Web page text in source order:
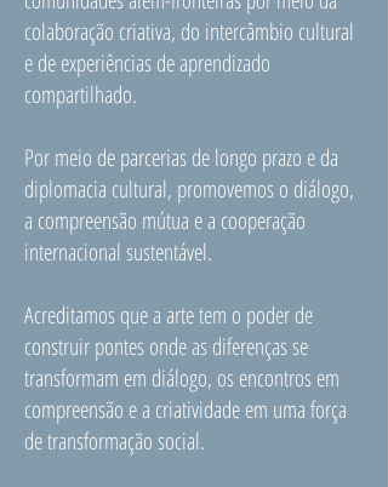
colaboração criativa, do intercâmbio cultural
e de experiências de aprendizado
compartilhado.
Por meio de parcerias de longo prazo e da
diplomacia cultural, promovemos o diálogo,
a compreensão mútua e a cooperação
internacional sustentável.
Acreditamos que a arte tem o poder de
construir pontes onde as diferenças se
transformam em diálogo, os encontros em
compreensão e a criatividade em uma força
de transformação social.